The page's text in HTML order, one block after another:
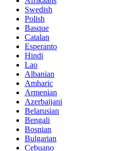
Swedish
Polish
Basque
Catalan
Esperanto
Hindi
Lao
Albanian
Amharic
Armenian
Azerbaijani
Belarusian
Bengali
Bosnian
Bulgarian
Cebuano